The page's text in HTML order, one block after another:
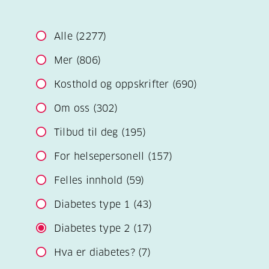
Alle (2277)
Mer (806)
Kosthold og oppskrifter (690)
Om oss (302)
Tilbud til deg (195)
For helsepersonell (157)
Felles innhold (59)
Diabetes type 1 (43)
Diabetes type 2 (17)
Hva er diabetes? (7)